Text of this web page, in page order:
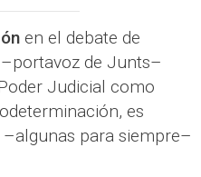
en el debate de
–portavoz de Junts–
Judicial como
es
para siempre–